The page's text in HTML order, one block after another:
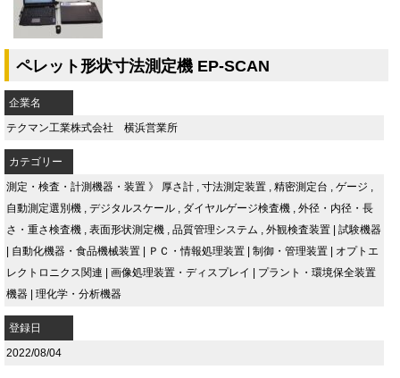
ペレット形状寸法測定機 EP-SCAN
企業名
テクマン工業株式会社 横浜営業所
カテゴリー
測定・検査・計測機器・装置 》 厚さ計 , 寸法測定装置 , 精密測定台 , ゲージ ,
自動測定選別機 , デジタルスケール , ダイヤルゲージ検査機 , 外径・内径・長
さ・重さ検査機 , 表面形状測定機 , 品質管理システム , 外観検査装置
試験機器
自動化機器・食品機械装置 ＰＣ・情報処理装置 制御・管理装置
オプトエ
レクトロニクス関連
画像処理装置・ディスプレイ
プラント・環境保全装置
機器
理化学・分析機器
登録日
2022/08/04